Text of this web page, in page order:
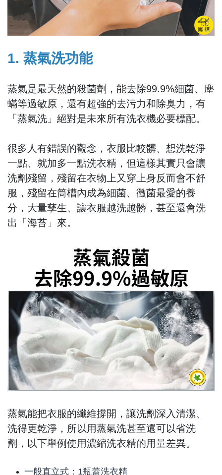
1. 蒸氣洗功能
蒸氣是最天然的殺菌劑，能去除99.9%細菌、塵
蟎等過敏原，還有超強的去污力和除臭力，有
「蒸氣洗」絕對是未來所有洗衣機必要標配。
很多人有錯誤的觀念，衣服比較髒、想洗乾淨
一點、就加多一點洗衣精，但這樣其實只會讓
洗劑殘留，殘留在衣物上又穿上身反而會不舒
服，殘留在筒槽內成為細菌、黴菌最愛的養
分，大量孳生、讓衣服越洗越髒，甚至還會洗
出「海苔」來。
蒸氣能把衣服的纖維撐開，讓洗劑深入清潔、
洗得更乾淨，所以用蒸氣洗甚至還可以省洗
劑，以下舉例使用濃縮洗衣精的用量差異。
一般直立式：1瓶蓋洗衣精